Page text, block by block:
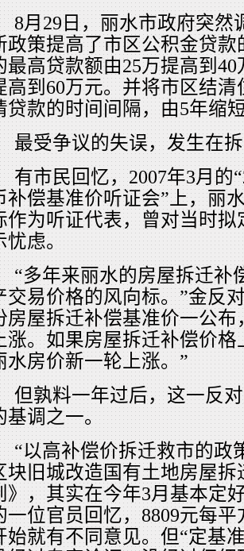
8月29日，丽水市政府突然
政策提高了市区公积金贷
最高贷款额由25万提高到
高到60万元。并将市区结
贷款的时间间隔，由5年缩
最受争议的失误，发生在
有市民回忆，2007年3月的
补偿基准价听证会”上，丽
作为听证代表，曾对当时拟
忧虑。
“多年来丽水的房屋拆迁补
交易价格的风向标。”金反
房屋拆迁补偿基准价一公
涨。如果房屋拆迁补偿价
水房价新一轮上涨。”
但孰料一年过后，这一反
基调之一。
“以高补偿价拆迁救市的
块旧城改造国有土地房屋
》，其实在今年3月基本定
一位官员回忆，8809元每
始就有不同意见。但“定基